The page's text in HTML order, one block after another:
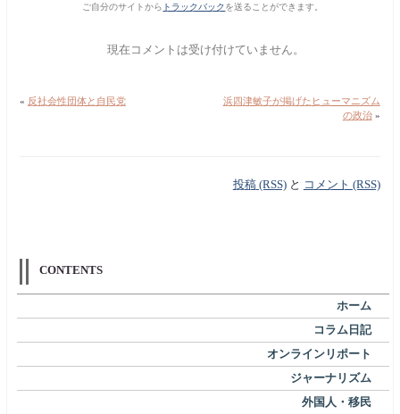
ご自分のサイトから トラックバック を送ることができます。
現在コメントは受け付けていません。
« 反社会性団体と自民党
浜四津敏子が掲げたヒューマニズム
の政治»
投稿 (RSS)と コメント (RSS)
CONTENTS
ホーム
コラム日記
オンラインリポート
ジャーナリズム
外国人・移民